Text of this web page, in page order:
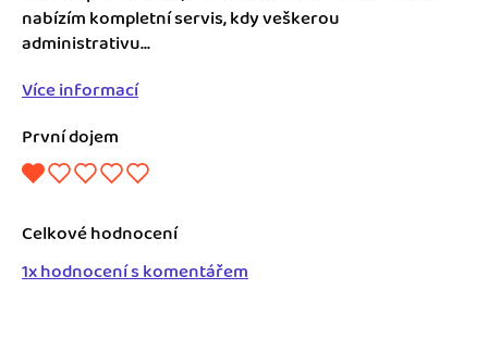
Spřátelené účetní
Katalog doplňků
Jak se vyznat ve fakturaci
Fakturační poradna
nabízím kompletní servis, kdy veškerou
administrativu...
Více informací
První dojem
Celkové hodnocení
1x hodnocení s komentářem